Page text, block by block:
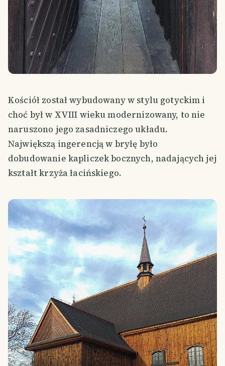
Kościół został wybudowany w stylu gotyckim i
choć był w XVIII wieku modernizowany, to nie
naruszono jego zasadniczego układu.
Największą ingerencją w bryłę było
dobudowanie kapliczek bocznych, nadających jej
kształt krzyża łacińskiego.